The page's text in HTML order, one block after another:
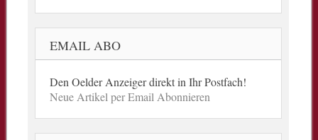
EMAIL ABO
Den Oelder Anzeiger direkt in Ihr Postfach!
Neue Artikel per Email Abonnieren